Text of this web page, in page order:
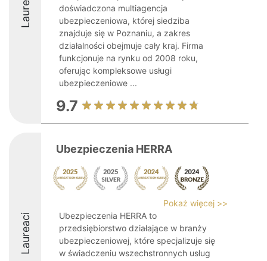
doświadczona multiagencja
ubezpieczeniowa, której siedziba
znajduje się w Poznaniu, a zakres
działalności obejmuje cały kraj. Firma
funkcjonuje na rynku od 2008 roku,
oferując kompleksowe usługi
ubezpieczeniowe ...
9.7
Laureaci
Ubezpieczenia HERRA
Pokaż więcej >>
Ubezpieczenia HERRA to
przedsiębiorstwo działające w branży
ubezpieczeniowej, które specjalizuje się
w świadczeniu wszechstronnych usług